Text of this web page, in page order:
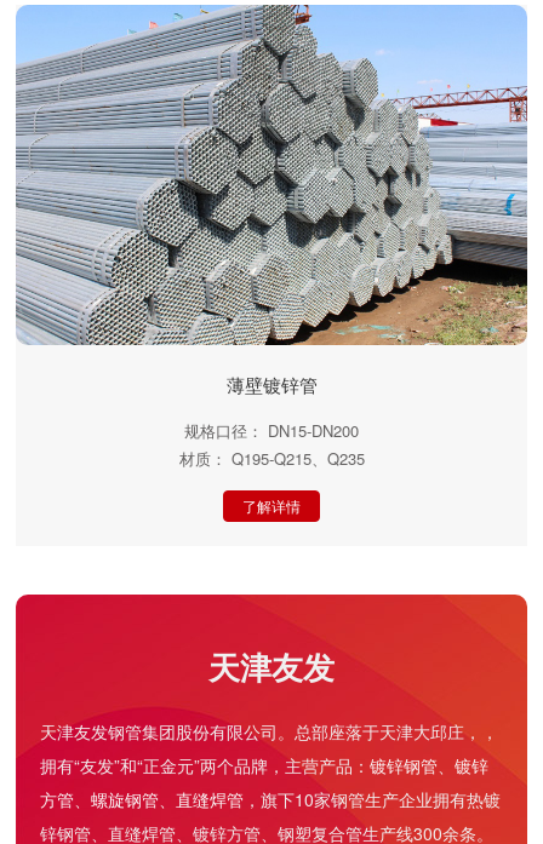
薄壁镀锌管
规格口径： DN15-DN200
材质： Q195-Q215、Q235
了解详情
天津友发
天津友发钢管集团股份有限公司。总部座落于天津大邱庄，，
拥有“友发”和“正金元”两个品牌，主营产品：镀锌钢管、镀锌
方管、螺旋钢管、直缝焊管 ，旗下10家钢管生产企业拥有热镀
锌钢管、直缝焊管、镀锌方管、钢塑复合管生产线300余条。